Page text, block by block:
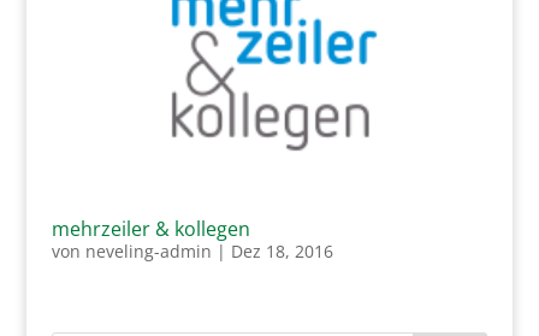
mehrzeiler & kollegen
von neveling-admin | Dez 18, 2016